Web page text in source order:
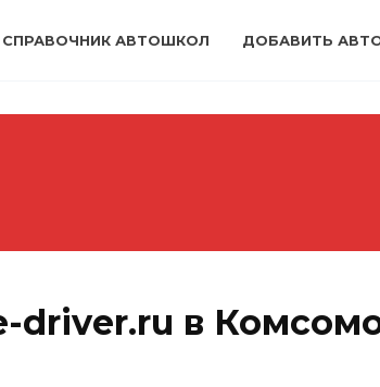
СПРАВОЧНИК АВТОШКОЛ ДОБАВИТЬ
driver.ru в